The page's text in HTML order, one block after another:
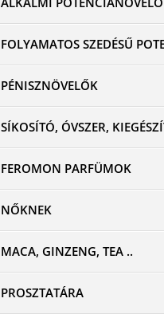
FOLYAMATOS SZEDÉSŰ
PÉNISZNÖVELŐK
SÍKOSÍTÓ, ÓVSZER,
FEROMON PARFÜMOK
NŐKNEK
MACA, GINZENG, TEA ..
PROSZTATÁRA